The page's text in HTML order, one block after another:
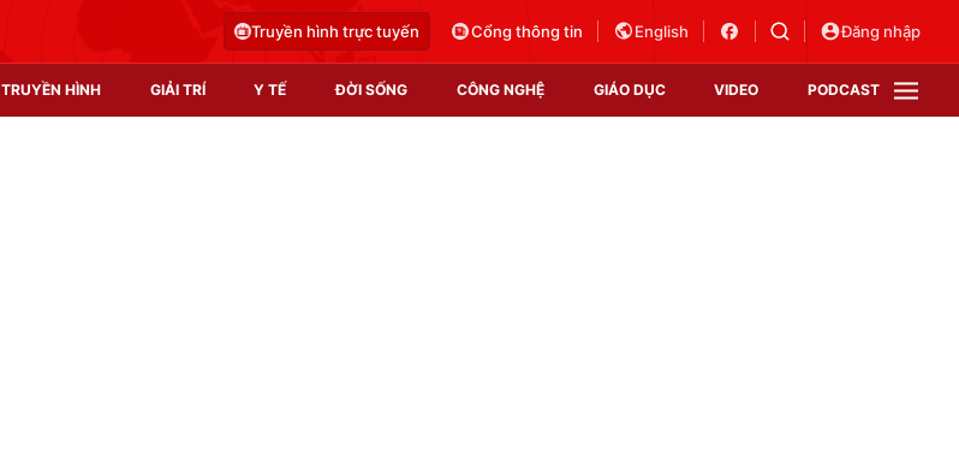
Truyền hình trực tuyến Cổng thông tin English Đăng nhập
TRUYỀN HÌNH GIẢI TRÍ Y TẾ ĐỜI SỐNG CÔNG NGHỆ GIÁO DỤC VIDEO PODCAST